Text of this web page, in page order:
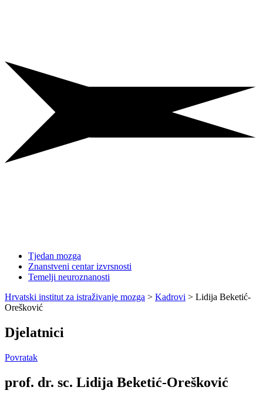
Tjedan mozga
Znanstveni centar izvrsnosti
Temelji neuroznanosti
Hrvatski institut za istraživanje mozga > Kadrovi > Lidija Beketić-
Orešković
Djelatnici
Povratak
prof. dr. sc. Lidija Beketić-Orešković